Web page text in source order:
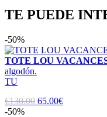
TE PUEDE
-50%
TOTE LOU
algodón.
TU
€130.00 65.00€
-50%